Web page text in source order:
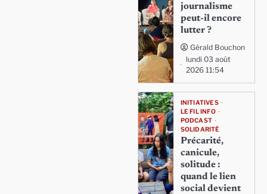
journalisme
peut-il encore
lutter ?
Gérald Bouchon
lundi 03 août
2026 11:54
INITIATIVES
LE FIL INFO
PODCAST
SOLIDARITÉ
Précarité,
canicule,
solitude :
quand le lien
social devient